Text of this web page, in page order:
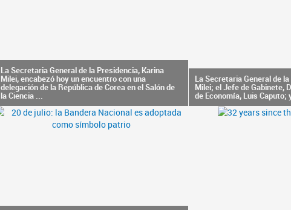
La Secretaria General de la Presidencia, Karina
Milei, encabezó hoy un encuentro con una
delegación de la República de Corea en el Salón de
la Ciencia ...
La Secretaria General de
Milei; el Jefe de Gabinete,
de Economía, Luis Caputo;